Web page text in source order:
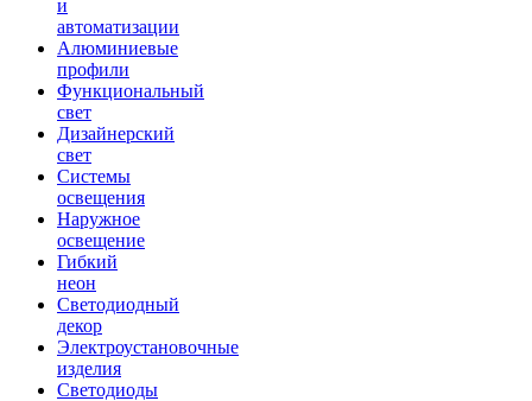
и
автоматизации
Алюминиевые
профили
Функциональный
свет
Дизайнерский
свет
Системы
освещения
Наружное
освещение
Гибкий
неон
Светодиодный
декор
Электроустановочные
изделия
Светодиоды